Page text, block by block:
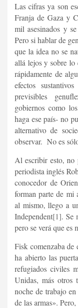
Las cifras ya son
Franja de Gaza y
mil asesinados y
Pero si hablar de
que la idea no se
allá lejos y sobre lo
rápidamente de
efectos
previsibles
gobiernos como
haga ese país- no
alternativo de
observar. No es
Al escribir esto, no
periodista inglés
conocedor de
forman parte de mi
al mismo, llego a
Independent[1]. Se
pero se verá que es
Fisk comenzaba de
ha abierto las
refugiados civiles
Unidas, más otros
noche de trabajo
de las armas».